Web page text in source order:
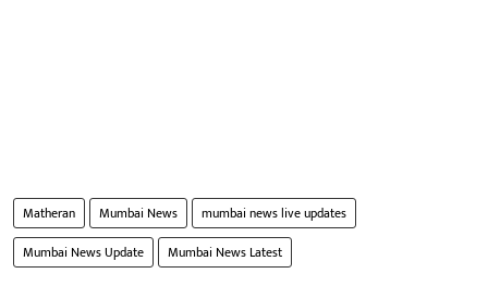
Matheran Mumbai News
mumbai news live updates
Mumbai News Update
Mumbai News Latest